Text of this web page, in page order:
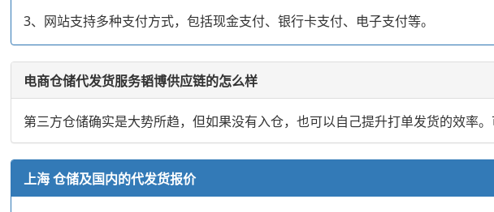
3、网站支持多种支付方式，包括现金支付、银行卡支付、电子支付等。
电商仓储代发货服务韬博供应链的怎么样
第三方仓储确实是大势所趋，但如果没有入仓，也可以自己提升打单发货的效率
上海 仓储及国内的代发货报价